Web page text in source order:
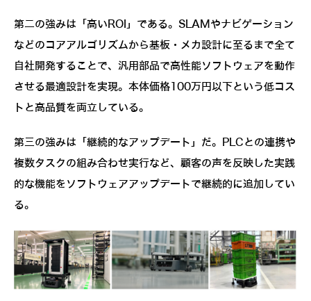
第二の強みは「高いROI」である。SLAMやナビゲーション
などのコアアルゴリズムから基板・メカ設計に至るまで全て
自社開発することで、汎用部品で高性能ソフトウェアを動作
させる最適設計を実現。本体価格100万円以下という低コス
トと高品質を両立している。
第三の強みは「継続的なアップデート」だ。PLCとの連携や
複数タスクの組み合わせ実行など、顧客の声を反映した実践
的な機能をソフトウェアアップデートで継続的に追加してい
る。